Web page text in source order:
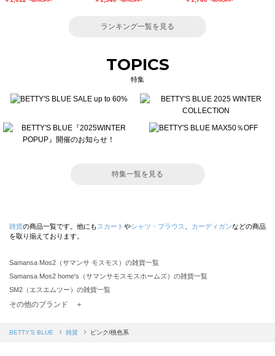
ランキング一覧を見る
TOPICS
特集
特集一覧を見る
雑貨の商品一覧です。他にも スカート やシャツ・ブラウス カーディガンなどの商品
を取り揃えております。
Samansa Mos2（サマンサ モスモス）の雑貨一覧
Samansa Mos2 home's（サマンサモスモスホームズ）の雑貨一覧
SM2（エスエムツー）の雑貨一覧
TSUHARU by Samansa Mos2（ツハルバイサマンサモスモス）の雑貨一覧
Samansa Mos2 blue（サマンサモスモス ブルー）の雑貨一覧
その他のブランド ＋
BETTY'S BLUE 雑貨 ピンク/桃色系